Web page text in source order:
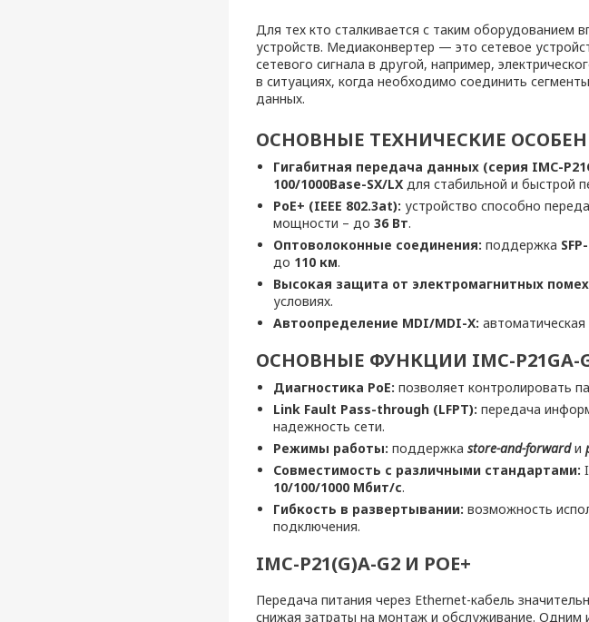
Для тех кто сталкивается с таким оборудованием
устройств. Медиаконвертер — это сетевое
сетевого сигнала в другой, например,
в ситуациях, когда необходимо соединить
данных.
ОСНОВНЫЕ ТЕХНИЧЕСКИЕ
Гигабитная передача данных (серия IMC-
100/1000Base-SX/LX для стабильной и быстрой
PoE+ (IEEE 802.3at): устройство способно
мощности – до 36 Вт.
Оптоволоконные соединения: поддержка
до 110 км.
Высокая защита от электромагнитных
условиях.
Автоопределение MDI/MDI-X:
ОСНОВНЫЕ ФУНКЦИИ IMC-P21GA-
Диагностика PoE: позволяет контролировать
Link Fault Pass-through (LFPT): передача
надежность сети.
Режимы работы: поддержка store-and-forwardи
Совместимость с различными стандартами:
10/100/1000 Мбит/с.
Гибкость в развертывании: возможность
подключения.
IMC-P21(G)A-G2 И POE+
Передача питания через Ethernet-кабель
снижая затраты на монтаж и обслуживание. Одним